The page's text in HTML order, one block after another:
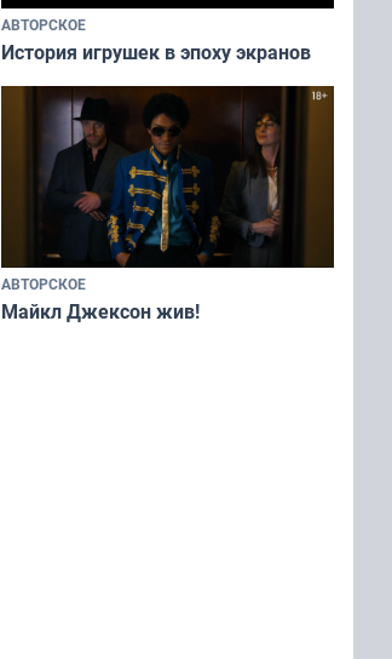
АВТОРСКОЕ
История игрушек в эпоху экранов
АВТОРСКОЕ
Майкл Джексон жив!